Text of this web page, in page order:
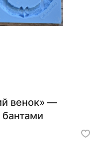
венок» —
бантами